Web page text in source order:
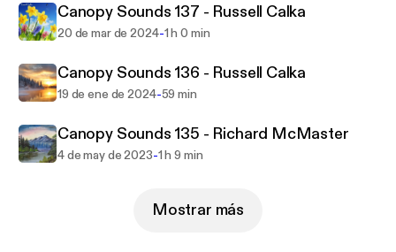
Canopy Sounds 137 - Russell Calka
20 de mar de 2024-1 h 0 min
Canopy Sounds 136 - Russell Calka
19 de ene de 2024-59 min
Canopy Sounds 135 - Richard McMaster
4 de may de 2023-1 h 9 min
Mostrar más